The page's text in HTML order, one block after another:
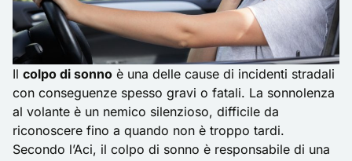
Il colpo di sonno è una delle cause di incidenti stradali
con conseguenze spesso gravi o fatali. La sonnolenza
al volante è un nemico silenzioso, difficile da
riconoscere fino a quando non è troppo tardi.
Secondo l’Aci, il colpo di sonno è responsabile di una